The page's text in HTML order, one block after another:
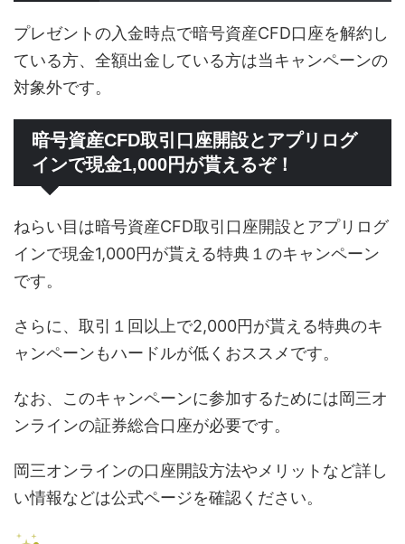
プレゼントの入金時点で暗号資産CFD口座を解約し
ている方、全額出金している方は当キャンペーンの
対象外です。
暗号資産CFD取引口座開設とアプリログ
インで現金1,000円が貰えるぞ！
ねらい目は暗号資産CFD取引口座開設とアプリログ
インで現金1,000円が貰える特典１のキャンペーン
です。
さらに、取引１回以上で2,000円が貰える特典のキ
ャンペーンもハードルが低くおススメです。
なお、このキャンペーンに参加するためには岡三オ
ンラインの証券総合口座が必要です。
岡三オンラインの口座開設方法やメリットなど詳し
い情報などは公式ページを確認ください。